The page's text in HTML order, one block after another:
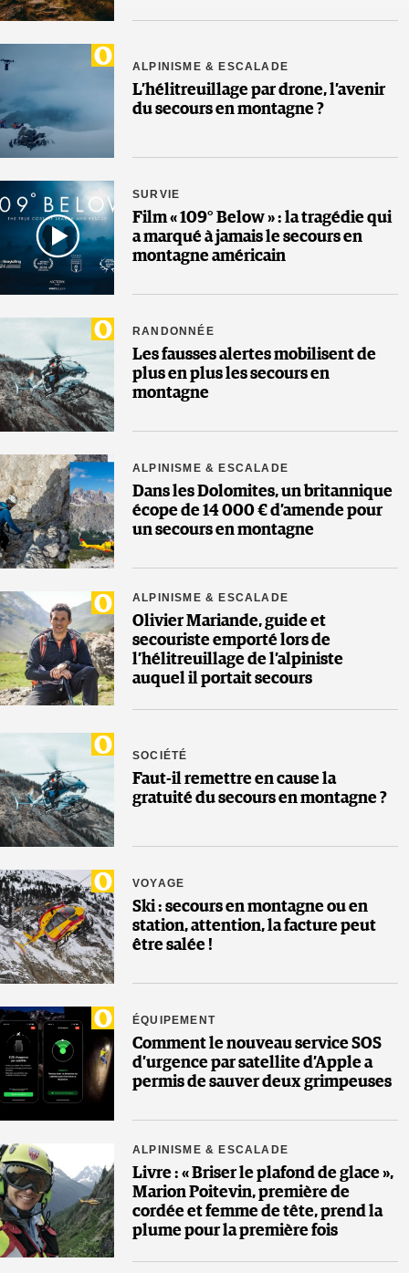
ALPINISME & ESCALADE
L’hélitreuillage par drone, l’avenir
du secours en montagne ?
SURVIE
Film « 109° Below » : la tragédie qui
a marqué à jamais le secours en
montagne américain
RANDONNÉE
Les fausses alertes mobilisent de
plus en plus les secours en
montagne
ALPINISME & ESCALADE
Dans les Dolomites, un britannique
écope de 14 000 € d’amende pour
un secours en montagne
ALPINISME & ESCALADE
Olivier Mariande, guide et
secouriste emporté lors de
l’hélitreuillage de l’alpiniste
auquel il portait secours
SOCIÉTÉ
Faut-il remettre en cause la
gratuité du secours en montagne ?
VOYAGE
Ski : secours en montagne ou en
station, attention, la facture peut
être salée !
ÉQUIPEMENT
Comment le nouveau service SOS
d’urgence par satellite d’Apple a
permis de sauver deux grimpeuses
ALPINISME & ESCALADE
Livre : « Briser le plafond de glace »,
Marion Poitevin, première de
cordée et femme de tête, prend la
plume pour la première fois